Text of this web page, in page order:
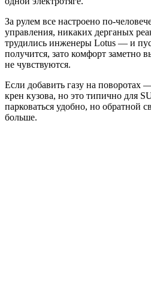
За рулем все настроено по-
управления, никаких дерганых
трудились инженеры Lotus — и
получится, зато комфорт заметно
не чувствуются.
Если добавить газу на поворотах
крен кузова, но это типично для
парковаться удобно, но обратной
больше.